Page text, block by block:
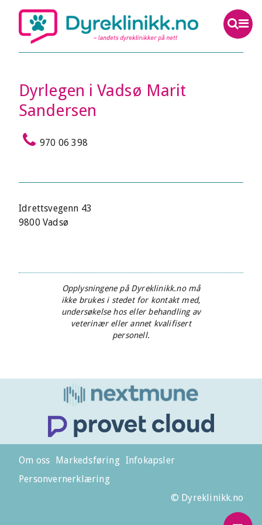
Dyrlegen i Vadsø Marit
Sandersen
970 06 398
Idrettsvegenn 43
9800 Vadsø
Opplysningene på Dyreklinikk.no må
ikke brukes i stedet for kontakt med,
undersøkelse hos eller behandling av
veterinær eller annet kvalifisert
personell.
Om oss Markedsføring Infokapsler
Personvernerklæring
© Dyreklinikk.no